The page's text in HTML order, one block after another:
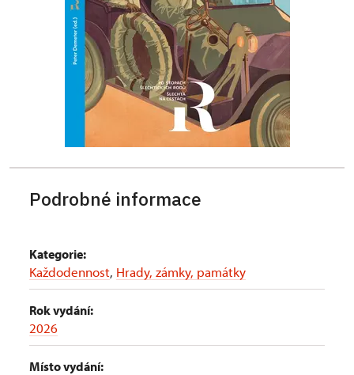
Podrobné informace
Kategorie:
Každodennost, Hrady, zámky, památky
Rok vydání:
2026
Místo vydání: